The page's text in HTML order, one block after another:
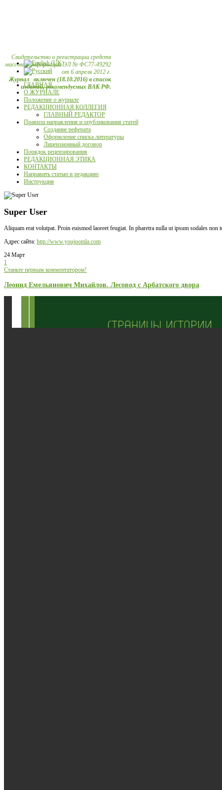
Свидетельство о регистрации средств
массовой информации ЭЛ № ФС77-49292
от 6 апреля 2012 г.
Журнал включен (18.10.2016) в список
изданий, рекомендуемых ВАК РФ.
ГЛАВНАЯ
О ЖУРНАЛЕ
Положение о журнале
РЕДАКЦИОННАЯ КОЛЛЕГИЯ
ГЛАВНЫЙ РЕДАКТОР
Правила направления и опубликования статей
Создание реферата
Оформление списка литературы
Лицензионный договор
Порядок рецензирования
РЕДАКЦИОННАЯ ЭТИКА
КОНТАКТЫ
Направить статью в редакцию
Инструкция
Super User
Aliquam erat volutpat. Proin euismod laoreet feugiat. In pharetra nulla ut ipsum sodales
Адрес сайта: http://www.youjoomla.com
24 Март
1
Станьте первым комментатором!
Леонид Емельянович Михайлов. Лесовод с Арбатского двора